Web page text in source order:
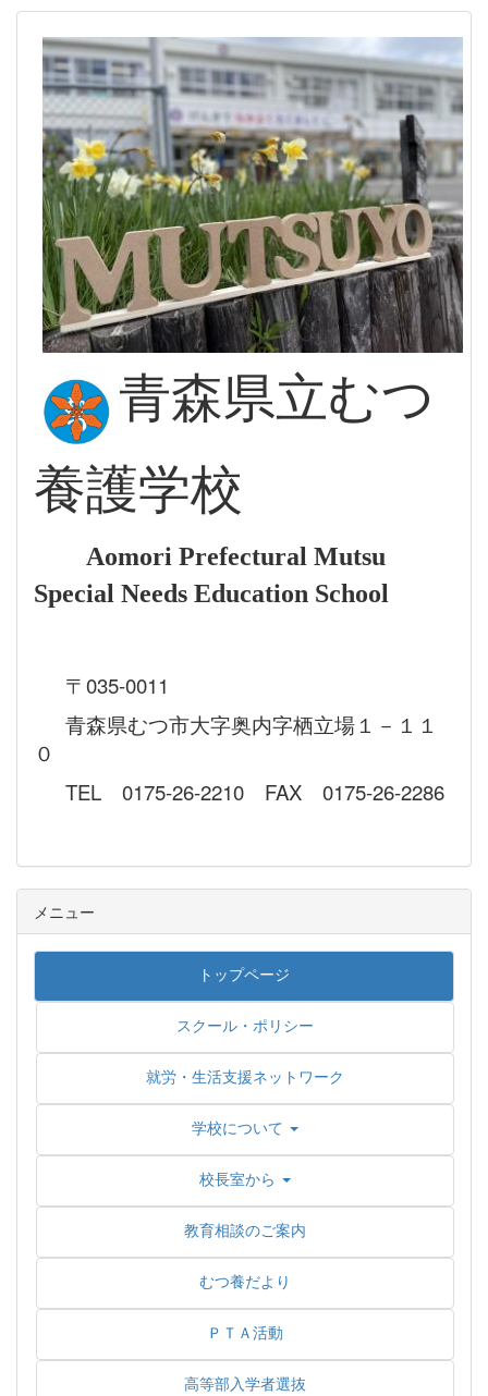
青森県立むつ
養護学校
Aomori Prefectural Mutsu
Special Needs Education School
〒035-0011
青森県むつ市大字奥内字栖立場１－１１
０
TEL 0175-26-2210 FAX 0175-26-2286
メニュー
トップページ
スクール・ポリシー
就労・生活支援ネットワーク
学校について
校長室から
教育相談のご案内
むつ養だより
ＰＴＡ活動
高等部入学者選抜